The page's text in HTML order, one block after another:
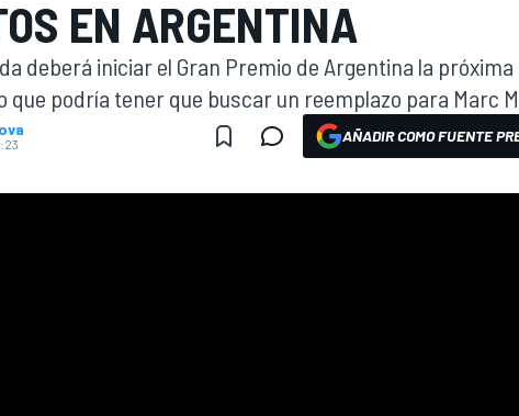
EN ARGENTINA
deberá iniciar el Gran Premio de Argentina la
que podría tener que buscar un reemplazo para Marc
AÑADIR COMO FUENTE